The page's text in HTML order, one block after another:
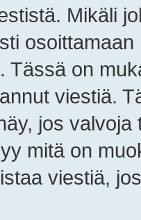
Mikäli
Tässä on
viestiä.
jos
mitä on
viestiä,